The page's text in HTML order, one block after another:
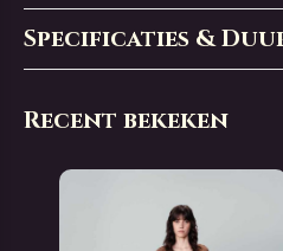
Specificaties &
Recent bekeken